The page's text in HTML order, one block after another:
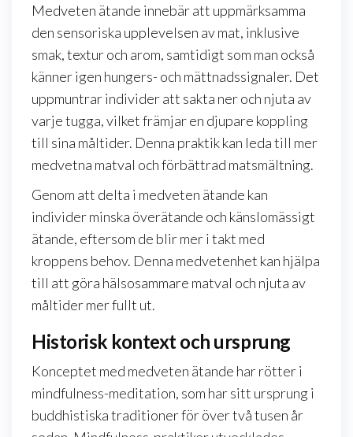
Medveten ätande innebär att uppmärksamma
den sensoriska upplevelsen av mat, inklusive
smak, textur och arom, samtidigt som man också
känner igen hungers- och mättnadssignaler. Det
uppmuntrar individer att sakta ner och njuta av
varje tugga, vilket främjar en djupare koppling
till sina måltider. Denna praktik kan leda till mer
medvetna matval och förbättrad matsmältning.
Genom att delta i medveten ätande kan
individer minska överätande och känslomässigt
ätande, eftersom de blir mer i takt med
kroppens behov. Denna medvetenhet kan hjälpa
till att göra hälsosammare matval och njuta av
måltider mer fullt ut.
Historisk kontext och ursprung
Konceptet med medveten ätande har rötter i
mindfulness-meditation, som har sitt ursprung i
buddhistiska traditioner för över två tusen år